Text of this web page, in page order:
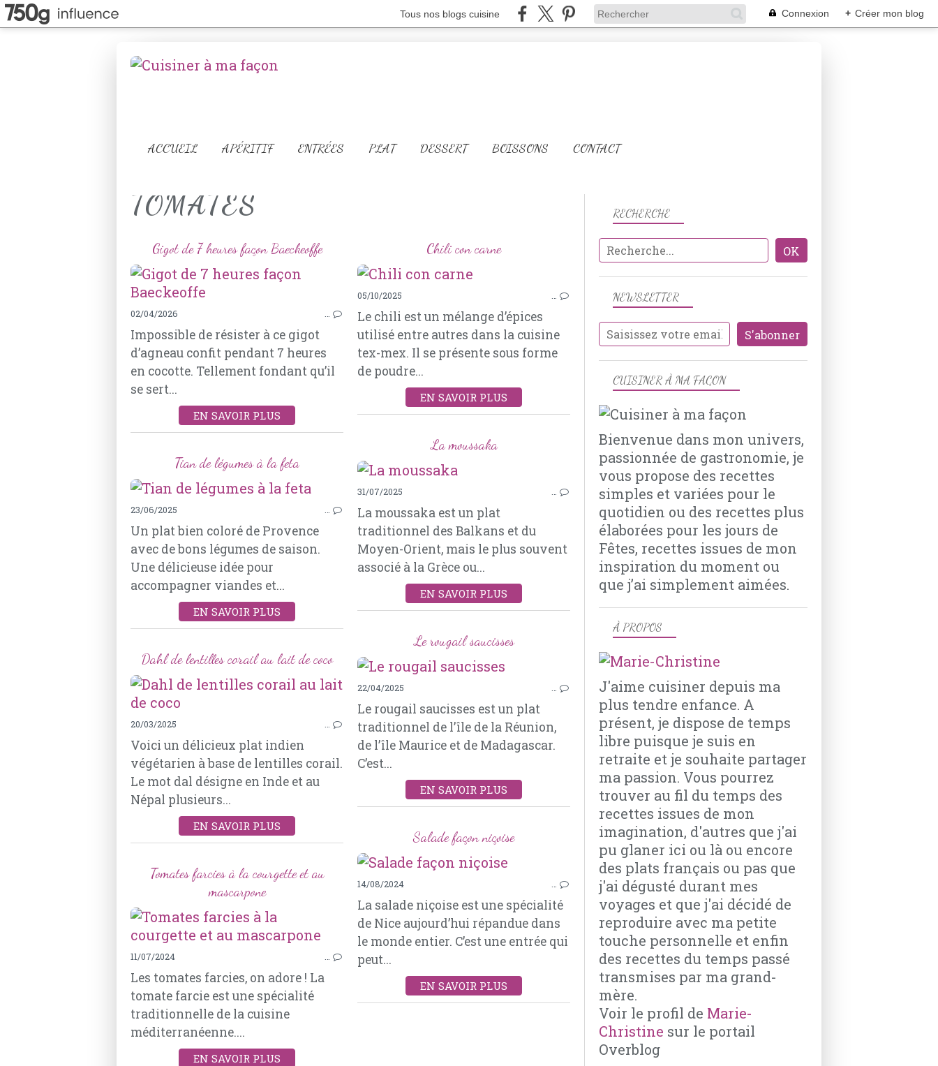
Tous nos blogs cuisine Connexion + Créer mon blog
ACCUEIL APÉRITIF ENTRÉES PLAT DESSERT BOISSONS CONTACT
TOMATES
Gigot de 7 heures façon Baeckeoffe
NAVETS
VIN D’ALSACE
CAROTTES
TOMATES
02/04/2026
Impossible de résister à ce gigot
d’agneau confit pendant 7 heures
en cocotte. Tellement fondant qu’il
se sert...
EN SAVOIR PLUS
Chili con carne
BOEUF
EPICES
OIGNONS
05/10/2025
Le chili est un mélange d’épices
utilisé entre autres dans la cuisine
tex-mex. Il se présente sous forme
de poudre...
EN SAVOIR PLUS
La moussaka
LÉGUMES
AUBERGINE
PARMESAN
CRÈME
BOEUF HACHÉ
HACHI DE MOUTON
TOMATES
31/07/2025
La moussaka est un plat
traditionnel des Balkans et du
Moyen-Orient, mais le plus souvent
associé à la Grèce ou...
EN SAVOIR PLUS
Tian de légumes à la feta
COURGETTES
AUBERGINE
TOMATES
FETA
AMUSES-BOUCHES
23/06/2025
Un plat bien coloré de Provence
avec de bons légumes de saison.
Une délicieuse idée pour
accompagner viandes et...
EN SAVOIR PLUS
Le rougail saucisses
VIANDES
SAUCISSES
DIOTS
OIGNONS
AIL
GINGEMBRE
CURCUMA
TOMATES
PIMENT D’ESPELETTE
22/04/2025
Le rougail saucisses est un plat
traditionnel de l’île de la Réunion,
de l’île Maurice et de Madagascar.
C’est...
EN SAVOIR PLUS
Dahl de lentilles corail au lait de coco
LENTILLES CORAIL
OIGNON
AIL
CUMIN
GINGEMBRE
CURRY
20/03/2025
Voici un délicieux plat indien
végétarien à base de lentilles corail.
Le mot dal désigne en Inde et au
Népal plusieurs...
EN SAVOIR PLUS
Salade façon niçoise
ENTRÉES FROIDES
SALADE
ANCHOIS
POIVRON
TOMATES
OLIVES
14/08/2024
La salade niçoise est une spécialité
de Nice aujourd’hui répandue dans
le monde entier. C’est une entrée qui
peut...
EN SAVOIR PLUS
Tomates farcies à la courgette et au
mascarpone
LÉGUMES
TOMATES
MASCARPONE
11/07/2024
Les tomates farcies, on adore ! La
tomate farcie est une spécialité
traditionnelle de la cuisine
méditerranéenne....
EN SAVOIR PLUS
NEWSLETTER
RECHERCHE
CUISINER À MA FAÇON
Bienvenue dans mon univers,
passionnée de gastronomie, je
vous propose des recettes
simples et variées pour le
quotidien ou des recettes plus
élaborées pour les jours de
Fêtes, recettes issues de mon
inspiration du moment ou
que j’ai simplement aimées.
À PROPOS
J'aime cuisiner depuis ma
plus tendre enfance. A
présent, je dispose de temps
libre puisque je suis en
retraite et je souhaite partager
ma passion. Vous pourrez
trouver au fil du temps des
recettes issues de mon
imagination, d'autres que j'ai
pu glaner ici ou là ou encore
des plats français ou pas que
j'ai dégusté durant mes
voyages et que j'ai décidé de
reproduire avec ma petite
touche personnelle et enfin
des recettes du temps passé
transmises par ma grand-
mère.
Voir le profil de Marie-
Christine sur le portail
Overblog